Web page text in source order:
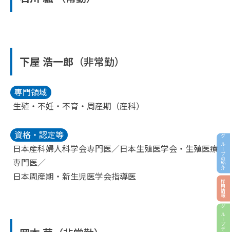
グループの紹介
採用情報
グループデータ
下屋 浩一郎 （非常勤）
専門領域
生殖・不妊・不育・周産期（産科）
資格・認定等
日本産科婦人科学会専門医／日本生殖医学会・生殖医療
専門医／
日本周産期・新生児医学会指導医